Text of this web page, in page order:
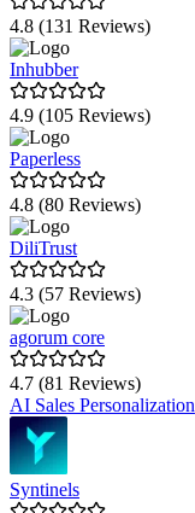
4.8 (131 Reviews)
Inhubber
4.9 (105 Reviews)
Paperless
4.8 (80 Reviews)
DiliTrust
4.3 (57 Reviews)
agorum core
4.7 (81 Reviews)
AI Sales Personalization
Syntinels